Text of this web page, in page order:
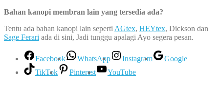
Bahan kanopi membran lain yang tersedia ada?
Tentu ada bahan kanopi lain seperti AGtex, HEYtex, Dickson dan
Sage Ferari ada di sini, Jadi tunggu apalagi Ayo segera pesan.
Facebook WhatsApp Instagram
Google
TikTok
Pinterest YouTube